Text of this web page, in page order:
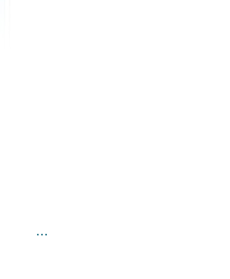
...